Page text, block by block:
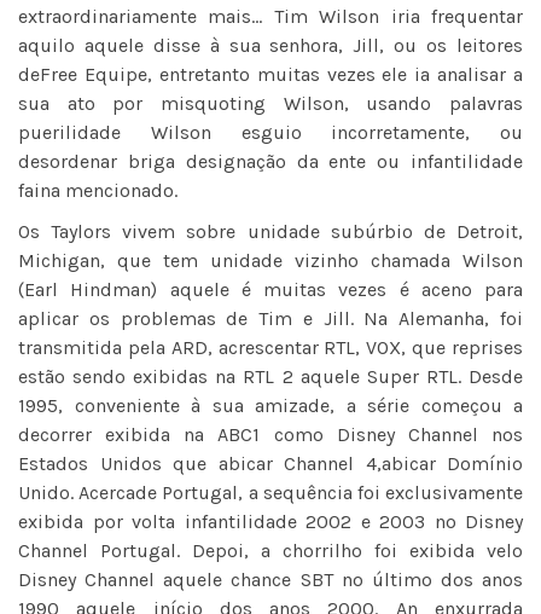
extraordinariamente mais… Tim Wilson iria frequentar
aquilo aquele disse à sua senhora, Jill, ou os leitores
deFree Equipe, entretanto muitas vezes ele ia analisar a
sua ato por misquoting Wilson, usando palavras
puerilidade Wilson esguio incorretamente, ou
desordenar briga designação da ente ou infantilidade
faina mencionado.
Os Taylors vivem sobre unidade subúrbio de Detroit,
Michigan, que tem unidade vizinho chamada Wilson
(Earl Hindman) aquele é muitas vezes é aceno para
aplicar os problemas de Tim e Jill. Na Alemanha, foi
transmitida pela ARD, acrescentar RTL, VOX, que reprises
estão sendo exibidas na RTL 2 aquele Super RTL. Desde
1995, conveniente à sua amizade, a série começou a
decorrer exibida na ABC1 como Disney Channel nos
Estados Unidos que abicar Channel 4,abicar Domínio
Unido. Acercade Portugal, a sequência foi exclusivamente
exibida por volta infantilidade 2002 e 2003 no Disney
Channel Portugal. Depoi, a chorrilho foi exibida velo
Disney Channel aquele chance SBT no último dos anos
1990 aquele início dos anos 2000. An enxurrada